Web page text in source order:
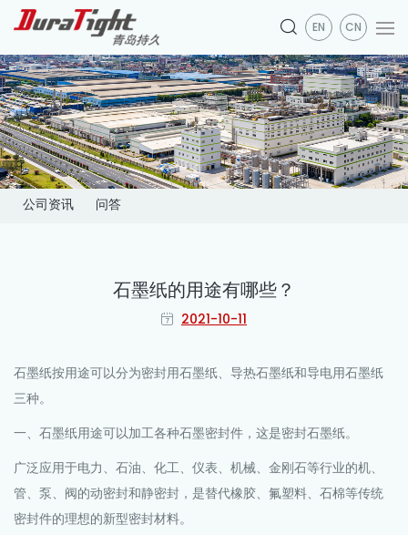
EN CN
公司资讯 问答
石墨纸的用途有哪些？
2021-10-11
石墨纸按用途可以分为密封用石墨纸、导热石墨纸和导电用石墨纸
三种。
一、石墨纸用途可以加工各种石墨密封件，这是密封石墨纸。
广泛应用于电力、石油、化工、仪表、机械、金刚石等行业的机、
管、泵、阀的动密封和静密封，是替代橡胶、氟塑料、石棉等传统
密封件的理想的新型密封材料。